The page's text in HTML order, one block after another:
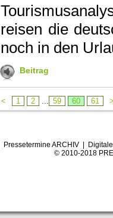
reisen die
noch in den
Beitrag
< 1 2 ... 59 60 61
Pressetermine ARCHIV|
© 2010-2018